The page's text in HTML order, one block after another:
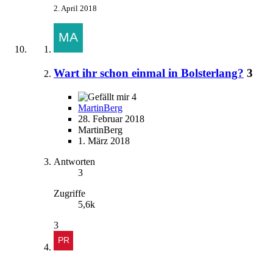
2. April 2018
Wart ihr schon einmal in Bolsterlang? 3
4
MartinBerg
28. Februar 2018
MartinBerg
1. März 2018
Antworten
3
Zugriffe
5,6k
3